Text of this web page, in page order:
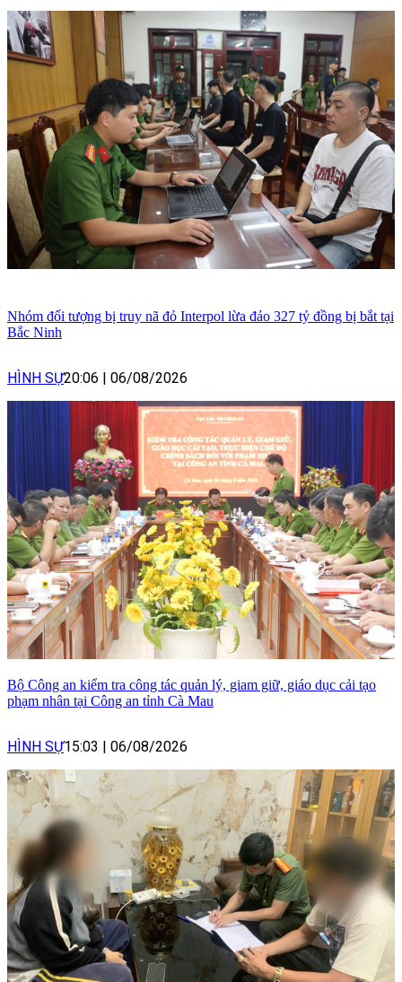
Nhóm đối tượng bị truy nã đỏ Interpol lừa đảo 327 tỷ đồng bị bắt tại
Bắc Ninh
HÌNH SỰ20:06 06/08/2026
Bộ Công an kiểm tra công tác quản lý, giam giữ, giáo dục cải tạo
phạm nhân tại Công an tỉnh Cà Mau
HÌNH SỰ15:03 06/08/2026